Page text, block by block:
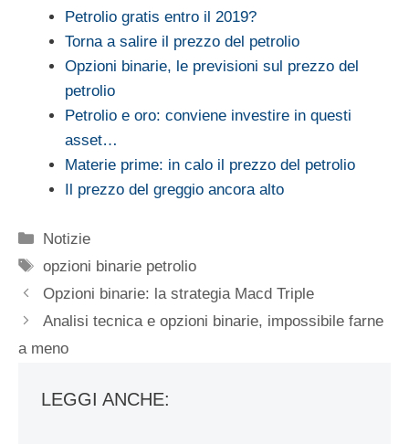
Petrolio gratis entro il 2019?
Torna a salire il prezzo del petrolio
Opzioni binarie, le previsioni sul prezzo del
petrolio
Petrolio e oro: conviene investire in questi
asset…
Materie prime: in calo il prezzo del petrolio
Il prezzo del greggio ancora alto
Categorie
Notizie
Tag
opzioni binarie petrolio
Opzioni binarie: la strategia Macd Triple
Analisi tecnica e opzioni binarie, impossibile farne
a meno
LEGGI ANCHE: